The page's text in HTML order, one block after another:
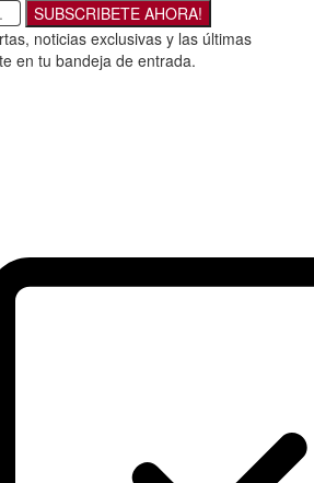
SUBSCRIBETE AHORA!
noticias exclusivas y las últimas
en tu bandeja de entrada.